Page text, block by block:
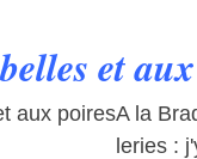
et
A la
leries :